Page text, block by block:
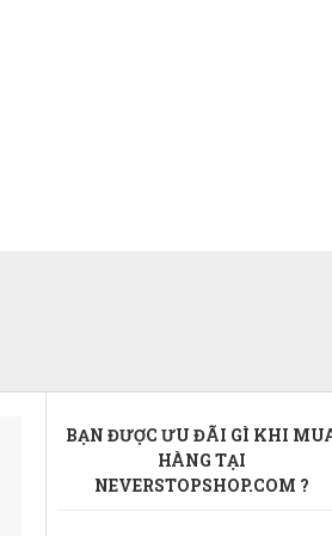
BẠN ĐƯỢC ƯU ĐÃI GÌ KHI
HÀNG TẠI
NEVERSTOPSHOP.COM ?